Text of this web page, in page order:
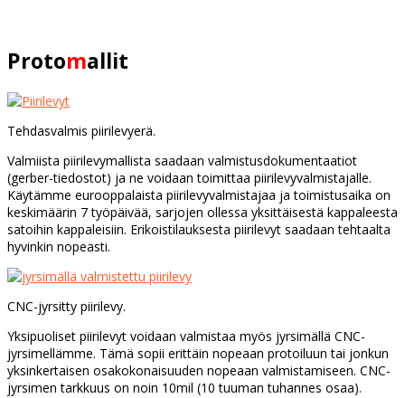
Protomallit
Tehdasvalmis piirilevyerä.
Valmiista piirilevymallista saadaan valmistusdokumentaatiot
(gerber-tiedostot) ja ne voidaan toimittaa piirilevyvalmistajalle.
Käytämme eurooppalaista piirilevyvalmistajaa ja toimistusaika on
keskimäärin 7 työpäivää, sarjojen ollessa yksittäisestä kappaleesta
satoihin kappaleisiin. Erikoistilauksesta piirilevyt saadaan tehtaalta
hyvinkin nopeasti.
CNC-jyrsitty piirilevy.
Yksipuoliset piirilevyt voidaan valmistaa myös jyrsimällä CNC-
jyrsimellämme. Tämä sopii erittäin nopeaan protoiluun tai jonkun
yksinkertaisen osakokonaisuuden nopeaan valmistamiseen. CNC-
jyrsimen tarkkuus on noin 10mil (10 tuuman tuhannes osaa).